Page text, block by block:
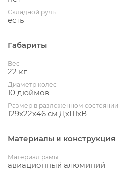
Складной руль
есть
Габариты
Вес
22 кг
Диаметр колес
10 дюймов
Размер в разложенном состоянии
129х22х46 см ДхШхВ
Материалы и конструкция
Материал рамы
авиационный алюминий